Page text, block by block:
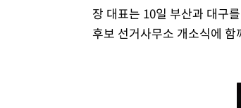
장 대표는 10일 부산과 대구
후보 선거사무소 개소식에 함